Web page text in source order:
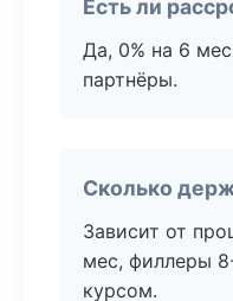
Есть ли
Да, 0% на 6
партнёры.
Сколько
Зависит от
мес, филлеры
курсом.